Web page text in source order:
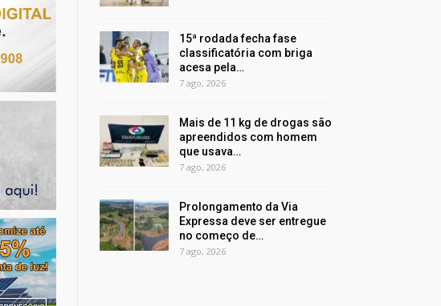
15ª rodada fecha fase
classificatória com briga
acesa pela…
7 ago, 2026
Mais de 11 kg de drogas são
apreendidos com homem
que usava…
7 ago, 2026
Prolongamento da Via
Expressa deve ser entregue
no começo de…
7 ago, 2026